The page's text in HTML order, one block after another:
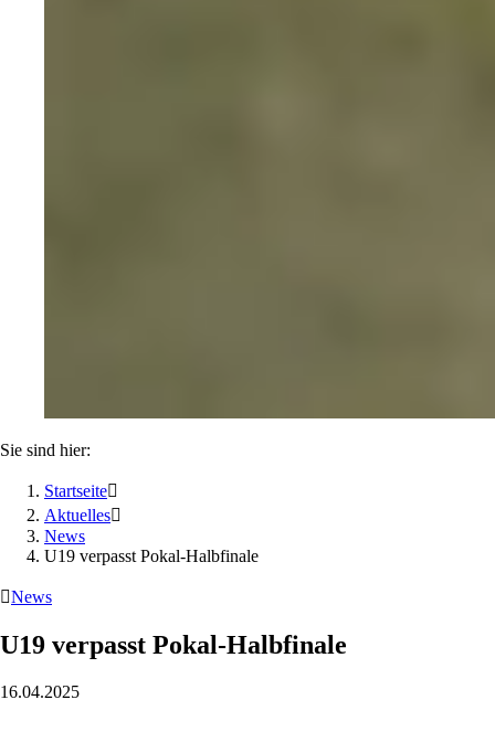
Sie sind hier:
Startseite
Aktuelles
News
U19 verpasst Pokal-Halbfinale
News
U19 verpasst Pokal-Halbfinale
16.04.2025